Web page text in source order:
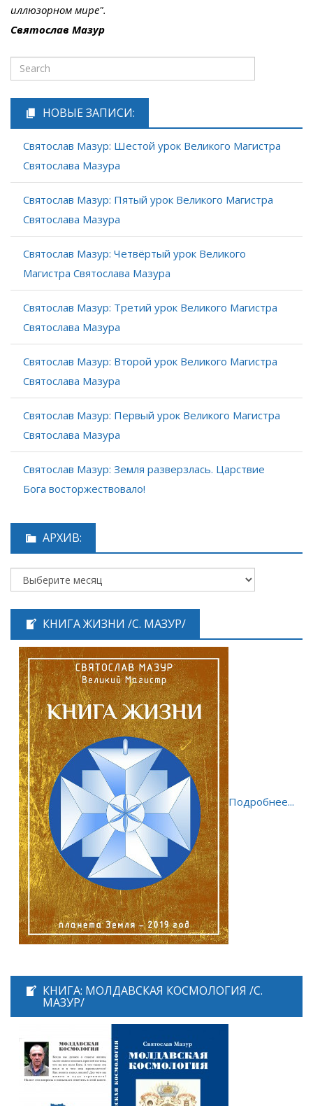
иллюзорном мире".
Святослав Мазур
НОВЫЕ ЗАПИСИ:
Святослав Мазур: Шестой урок Великого Магистра
Святослава Мазура
Святослав Мазур: Пятый урок Великого Магистра
Святослава Мазура
Святослав Мазур: Четвёртый урок Великого
Магистра Святослава Мазура
Святослав Мазур: Третий урок Великого Магистра
Святослава Мазура
Святослав Мазур: Второй урок Великого Магистра
Святослава Мазура
Святослав Мазур: Первый урок Великого Магистра
Святослава Мазура
Святослав Мазур: Земля разверзлась. Царствие
Бога восторжествовало!
АРХИВ:
КНИГА ЖИЗНИ /С. МАЗУР/
Подробнее...
КНИГА: МОЛДАВСКАЯ КОСМОЛОГИЯ /С.
МАЗУР/